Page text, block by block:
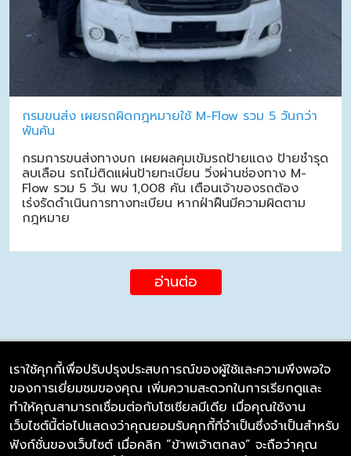
กรมขนส่ง เผยรถผิดกฎหมายใช้ M-Flow รวม 5 วันกว่า
พันคัน
กรมการขนส่งทางบก เผยผลคุมเข้มรถป้ายแดง ป้ายชำรุด
ลบเลือน รถไม่ติดแผ่นป้ายทะเบียน วิ่งผ่านช่องทาง M-
Flow รวม 5 วัน พบ 1,008 คัน เตือนเจ้าของรถต้อง
เร่งรัดดำเนินการทางทะเบียน หากฝ่าฝืนมีความผิดตาม
กฎหมาย
อ่านต่อ
บริษัท ซิมลิงค์ จำกัด
98/226 Bangrakyai-Baanmai Road,
Bangyai, Nonthaburi 11140
เราใช้คุกกี้เพื่อปรับปรุงประสบการณ์ของผู้ใช้และความพึงพอใจ
ของการเยี่ยมชมของคุณ เพิ่มความสะดวกในการเรียกดูและ
ทำให้คุณสามารถเชื่อมต่อกับโซเชียลมีเดีย เมื่อคุณใช้งาน
เว็บไซต์นี้ต่อไปแสดงว่าคุณยอมรับคุกกี้ที่จำเป็นซึ่งจำเป็นสำหรับ
ฟังก์ชั่นของเว็บไซต์ เมื่อคลิก “ข้าพเจ้าตกลง” จะถือว่าคุณ